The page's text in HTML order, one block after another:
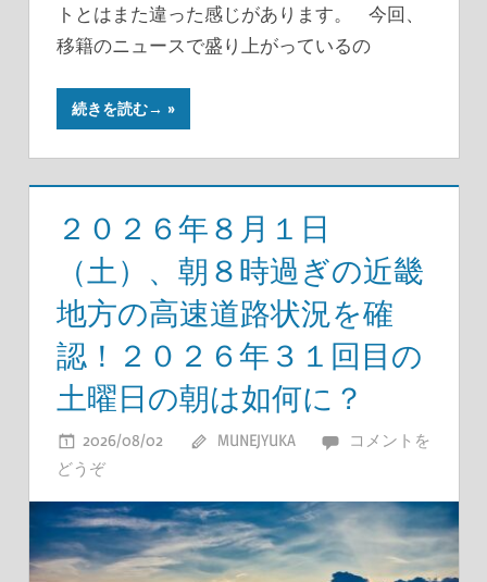
トとはまた違った感じがあります。 今回、
移籍のニュースで盛り上がっているの
続きを読む→
２０２６年８月１日
（土）、朝８時過ぎの近畿
地方の高速道路状況を確
認！２０２６年３１回目の
土曜日の朝は如何に？
2026/08/02 MUNEJYUKA
コメントを
どうぞ